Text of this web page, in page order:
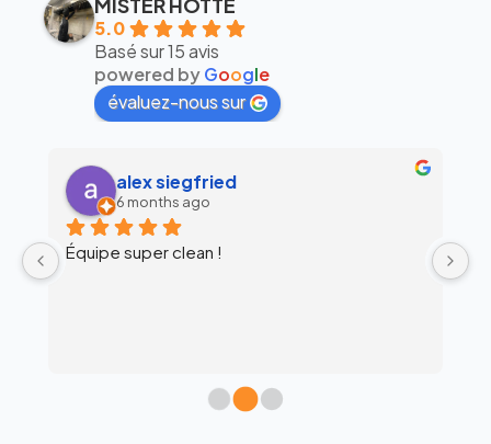
5.0
Basé sur 15 avis
powered byGoogle
évaluez-nous sur
alex siegfried
6 months ago
Équipe super clean !